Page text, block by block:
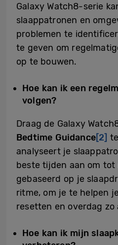
Galaxy Watch8-serie
slaappatronen en
problemen te
te geven om
op te bouwen.
Hoe kan ik een
volgen?
Draag de Galaxy
Bedtime Guidance[2]
analyseert je
beste tijden aan om tot
gebaseerd op je
ritme, om je te helpen
resetten en overdag
Hoe kan ik mijn